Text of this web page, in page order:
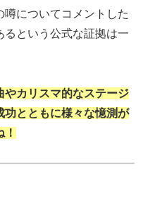
噂についてコメントした
るという公式な証拠は一
やカリスマ的なステージ
功とともに様々な憶測が